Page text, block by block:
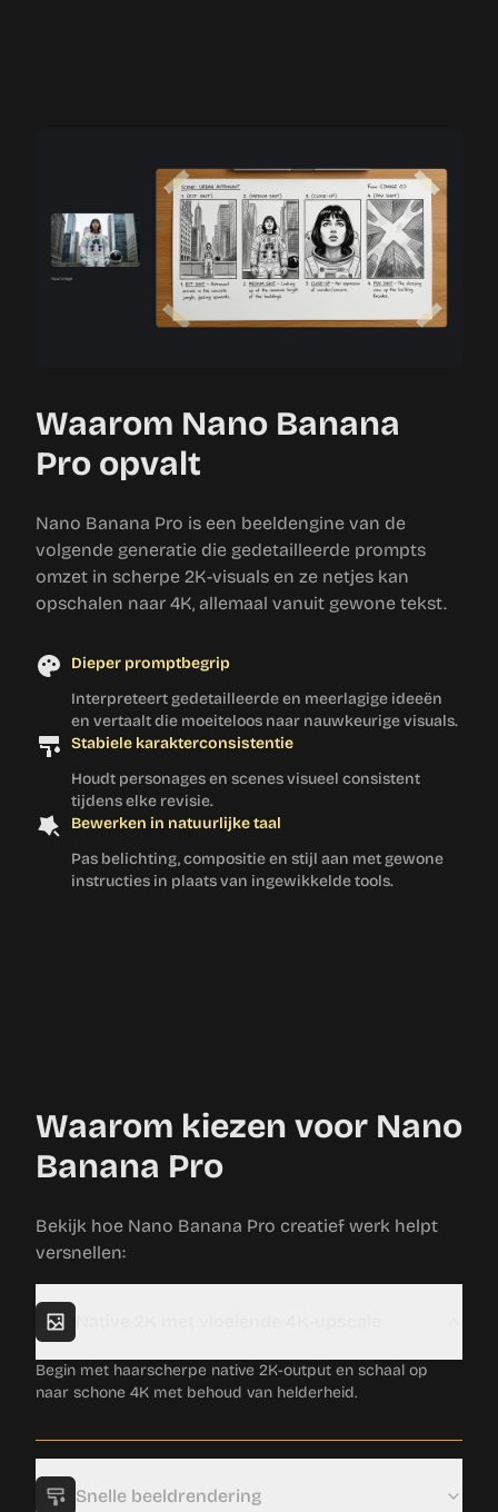
Waarom Nano Banana
Pro opvalt
Nano Banana Pro is een beeldengine van de
volgende generatie die gedetailleerde prompts
omzet in scherpe 2K-visuals en ze netjes kan
opschalen naar 4K, allemaal vanuit gewone tekst.
Dieper promptbegrip
Interpreteert gedetailleerde en meerlagige ideeën
en vertaalt die moeiteloos naar nauwkeurige visuals.
Stabiele karakterconsistentie
Houdt personages en scenes visueel consistent
tijdens elke revisie.
Bewerken in natuurlijke taal
Pas belichting, compositie en stijl aan met gewone
instructies in plaats van ingewikkelde tools.
Waarom kiezen voor Nano
Banana Pro
Bekijk hoe Nano Banana Pro creatief werk helpt
versnellen:
Begin met haarscherpe native 2K-output en schaal op
naar schone 4K met behoud van helderheid.
Snelle beeldrendering